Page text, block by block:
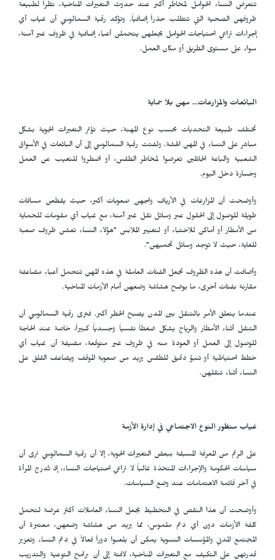
تتعرض النساء الحوامل لمخاطر أكبر عند حدوث التغيرات المناخية، نظراً لطبيعة
ظروفهن الصحية التي تتطلب حذراً إضافياً. وتؤكد رقية السمالوسي أن غياب أي
إجراءات تراعي احتياجات الحوامل يجعلهن يتحملن أعباء إضافية في ظروف غير آمنة،
سواء على مستوى الطريق أو مكان العمل.
البائعات والمزارعات... مهن بلا حماية
تختلف طبيعة التحديات بحسب نوع المهنة، حيث تؤثر التغيرات الجوية بشكل
مباشر على النساء في المهن الهشة. ولفتت رقية السمالوسي إلى أن البائعات في الأسواق
الشعبية والباعة الجائلين تعرضوا لمخاطر الطقس، أو اضطروا للتغيب عن العمل
وخسارة دخل اليوم.
وأوضحت أن المزارعات في الأرياف واجهن صعوبات أكبر، حيث يقطعن مسافات
طويلة للوصول إلى الحقول عبر وسائل نقل غير آمنة، مع غياب أي مقومات للحماية
من الأمطار أو أماكن للاختباء أو لتغيير الملابس "هؤلاء النساء تعشن ظروف صعبة
للغاية، حيث لا توجد وسائل تحميهن".
وأضافت أن هذه الظروف تجعل الفئات العاملة في هذه المهن تتحمل أعباء مضاعفة
مقارنة بفئات أخرى، ما يوضح هشاشة وضعهن أمام الأزمات المناخية.
عندما يتعلق الأمر بالتنقل بين المدن يصبح الخطر أكبر. فترى رقية السمالوسي أن
التنقل أثناء الأمطار والرياح يشكل ضغطاً نفسياً وجسدياً كبيراً، خاصة عند الحاجة
للوصول إلى العمل أو العودة منه في ظروف غير متوقعة، مضيفة أن غياب أي
خطط احتياطية أو تنبؤ دقيق للطقس يزيد من صعوبة الموقف ويضاعف القلق على
النساء أثناء تنقلهن.
غياب منظور النوع الاجتماعي في إدارة الأزمة
على الرغم من المعرفة المسبقة ببعض التغيرات الجوية، إلا أن رقية السمالوسي ترى أن
سياسات الحكومة والإجراءات المتخذة غالباً لا تراعي احتياجات النساء، إذ تُدرج المرأة
في آخر قائمة الاهتمامات عند وضع السياسات.
وأوضحت أن هذا النقص في التخطيط يجعل النساء العاملات أكثر عرضة لتحمل
كلفة الأزمات دون أي دعم ملموس، مما يزيد من هشاشة وضعهن، معتبرة أن
المجتمع المدني والمؤسسات النسوية يمكن أن يلعبوا دوراً فعالاً في دعم النساء وتعزيز
قدرتهن على التكيف مع التغيرات المناخية، لافتة إلى أن برامج التوعية والتدريب